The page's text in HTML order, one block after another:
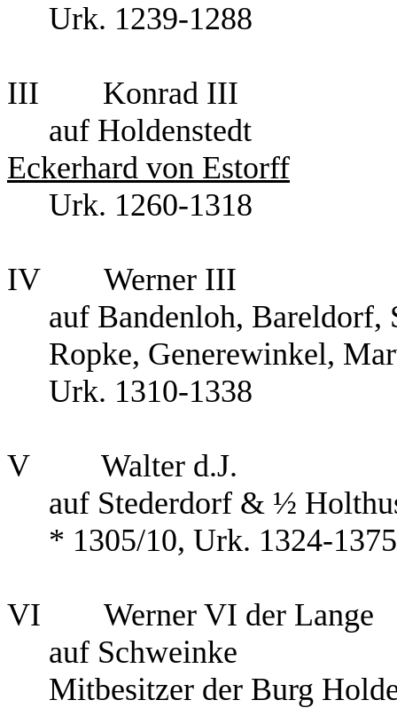
Urk. 1239-1288
III
Konrad III
auf Holdenstedt
Eckerhard von Estorff
Urk. 1260-1318
IV
Werner III
auf Bandenloh, Bareldorf,
Ropke, Generewinkel,
Urk. 1310-1338
V
Walter d.J.
auf Stederdorf & ½
* 1305/10, Urk. 1324-1375
VI
Werner VI der Lange
auf Schweinke
Mitbesitzer der Burg